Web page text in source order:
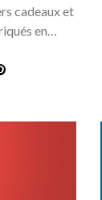
cadeaux et
en…